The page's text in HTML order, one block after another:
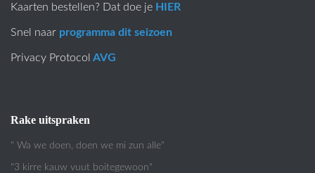
Kaarten bestellen? Dat doe je HIER
Snel naar programma dit seizoen
Privacy Protocol AVG
Rake uitspraken
" Wa we doen, doen we mi zun alle"
"3 kirre kauw vuut boitegewoon"